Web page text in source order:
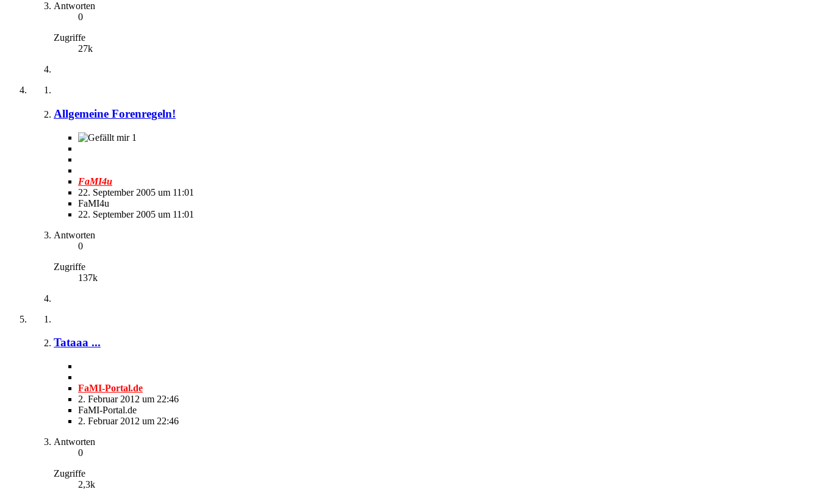
Antworten
0
Zugriffe
27k
Allgemeine Forenregeln!
1
FaMI4u
22. September 2005 um 11:01
FaMI4u
22. September 2005 um 11:01
Antworten
0
Zugriffe
137k
Tataaa ...
FaMI-Portal.de
2. Februar 2012 um 22:46
FaMI-Portal.de
2. Februar 2012 um 22:46
Antworten
0
Zugriffe
2,3k